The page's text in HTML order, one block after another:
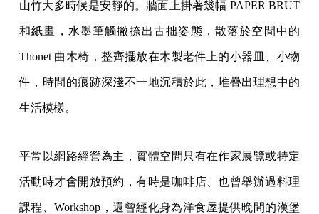
山竹大多時候是安靜的。牆面上掛著幾幅 PAPER BRUT
和紙畫，水墨筆觸撇捺出古拙姿態，散落於空間中的
Thonet 曲木椅，整齊擺放在木製老件上的小器皿、小物
件，時間的痕跡深淺不一地沉積於此，堆疊出理想中的
生活模樣。
平常以網路經營為主，實體空間只有在作家展覽或特定
活動時才會開放預約，有時是咖啡店、也曾舉辦過料理
課程、Workshop，還曾經化身為洋食屋提供晚間的漢堡